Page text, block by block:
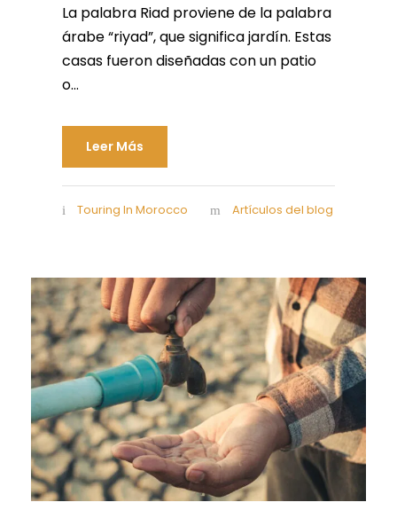
La palabra Riad proviene de la palabra
árabe “riyad”, que significa jardín. Estas
casas fueron diseñadas con un patio
o...
Leer Más
Touring In Morocco Artículos del blog